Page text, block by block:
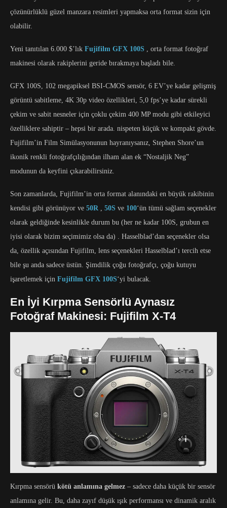
çözünürlüklü güzel manzara resimleri yapmaksa orta format sizin için
olabilir.
Yeni tanıtılan 6.000 $’lık Fujifilm GFX 100S , orta format fotoğraf
makinesi olarak rakiplerini geride bırakmaya başladı bile.
GFX 100S, 102 megapiksel BSI-CMOS sensör, 6 EV’ye kadar gelişmiş
görüntü sabitleme, 4K 30p video özellikleri, 5,0 fps’ye kadar sürekli
çekim ve sabit nesneler için çoklu çekim 400 MP modu gibi etkileyici
özelliklere sahiptir – hepsi bir arada. nispeten küçük ve kompakt gövde.
Fujifilm’in Film Simülasyonunun hayranıysanız, Stephen Shore’un
ikonik renkli fotoğrafçılığından ilham alan ek “Nostaljik Neg”
modunun da keyfini çıkarabilirsiniz.
Son zamanlarda, Fujifilm’in orta format alanındaki en büyük rakibinin
kendisi gibi görünüyor ve 50R , 50S ve 100‘ün tümü sağlam seçenekler
olarak geldiğinde kesinlikle durum bu (her ne kadar 100S, grubun en
iyisi olarak bizim seçimimiz olsa da) . Hasselblad’dan seçenekler olsa
da, özellik açısından Fujifilm, lens seçenekleri Hasselblad’ı tercih etse
bile şu anda sadece üstün. Şimdilik çoğu fotoğrafçı, çoğu kutuyu
işaretlemek için Fujifilm GFX 100S‘yi bulacak.
En İyi Kırpma Sensörlü Aynasız
Fotoğraf Makinesi: Fujifilm X-T4
Kırpma sensörü kötü anlamına gelmez – sadece daha küçük bir sensör
anlamına gelir. Bu, daha zayıf düşük ışık performansı ve dinamik aralık